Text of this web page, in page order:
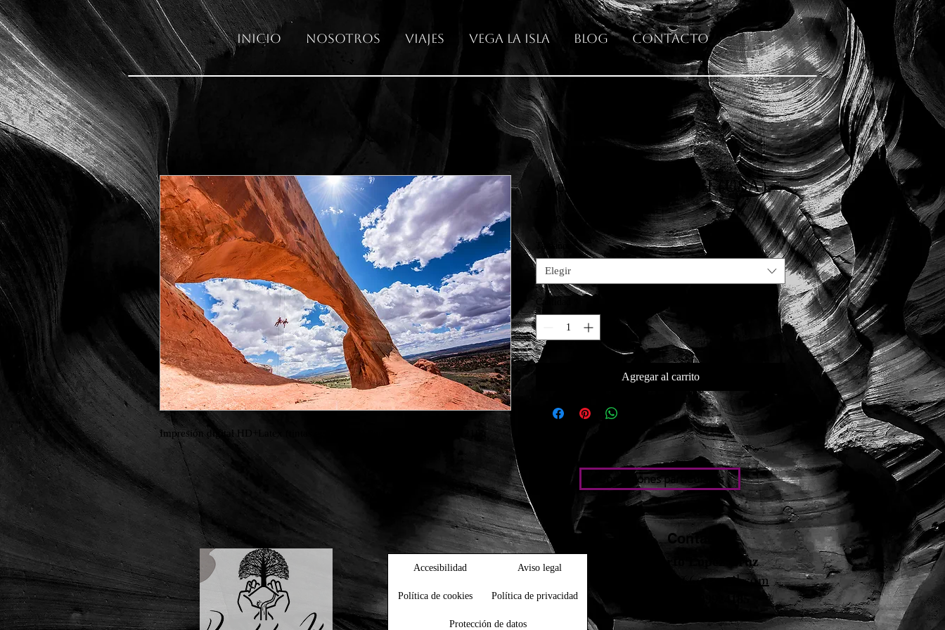
Inicio Nosotros Viajes Vega La Isla Blog Contacto
Impresión digital HD+Latex (tintas ecológicas) Papel foto satin brillo 210g
Arches National Park II (USA)
65,00 €
Tamaños *
Elegir
Cantidad
Agregar al carrito
Condiciones particulares
Contacto
Accesibilidad Aviso legal
Política de cookies Política de privacidad
Protección de datos
Roberto López Cruz
robertolc66@gmail.com